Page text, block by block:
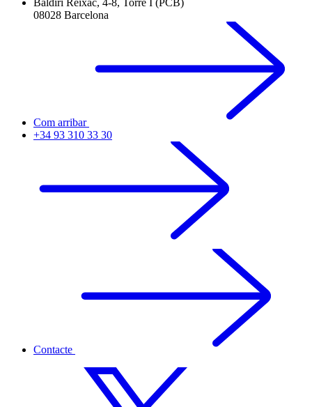
08028 Barcelona
Com arribar
+34 93 310 33 30
Contacte